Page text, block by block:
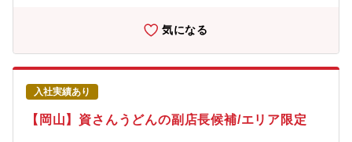
気になる
入社実績あり
【岡山】資さんうどんの副店長候補/エリア限定